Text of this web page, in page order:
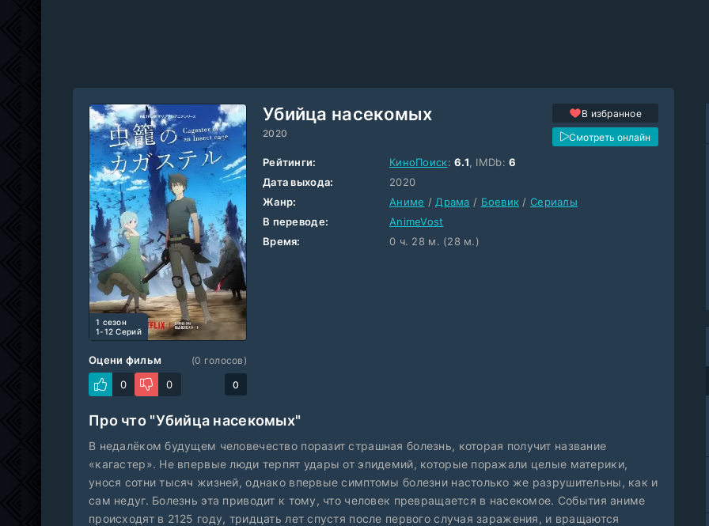
Убийца насекомых
2020
В избранное
Смотреть онлайн
1 cезон
1-12 Серий
Оцени фильм
0
0
(0 голосов)
0
Рейтинги: КиноПоиск:6.1, IMDb:6
Дата выхода:
2020
Жанр:
Аниме / Драма / Боевик /Сериалы
В переводе:
AnimeVost
Время:
0 ч. 28 м. (28 м.)
Про что "Убийца насекомых"
В недалёком будущем человечество поразит страшная болезнь, которая получит название
«кагастер». Не впервые люди терпят удары от эпидемий, которые поражали целые материки,
унося сотни тысяч жизней, однако впервые симптомы болезни настолько же разрушительны, как и
сам недуг. Болезнь эта приводит к тому, что человек превращается в насекомое. События аниме
происходят в 2125 году, тридцать лет спустя после первого случая заражения, и вращаются